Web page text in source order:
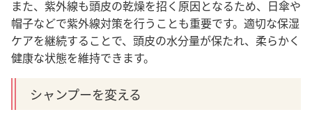
また、紫外線も頭皮の乾燥を招く原因となるため、日傘や
帽子などで紫外線対策を行うことも重要です。適切な保湿
ケアを継続することで、頭皮の水分量が保たれ、柔らかく
健康な状態を維持できます。
シャンプーを変える